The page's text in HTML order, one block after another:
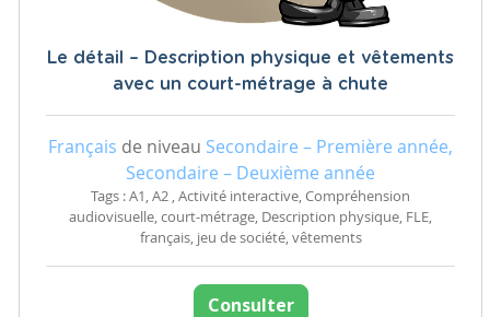
Le détail – Description physique et vêtements
avec un court-métrage à chute
Français de niveau Secondaire – Première année,
Secondaire – Deuxième année
Tags : A1, A2 , Activité interactive, Compréhension
audiovisuelle, court-métrage, Description physique, FLE,
français, jeu de société, vêtements
Consulter